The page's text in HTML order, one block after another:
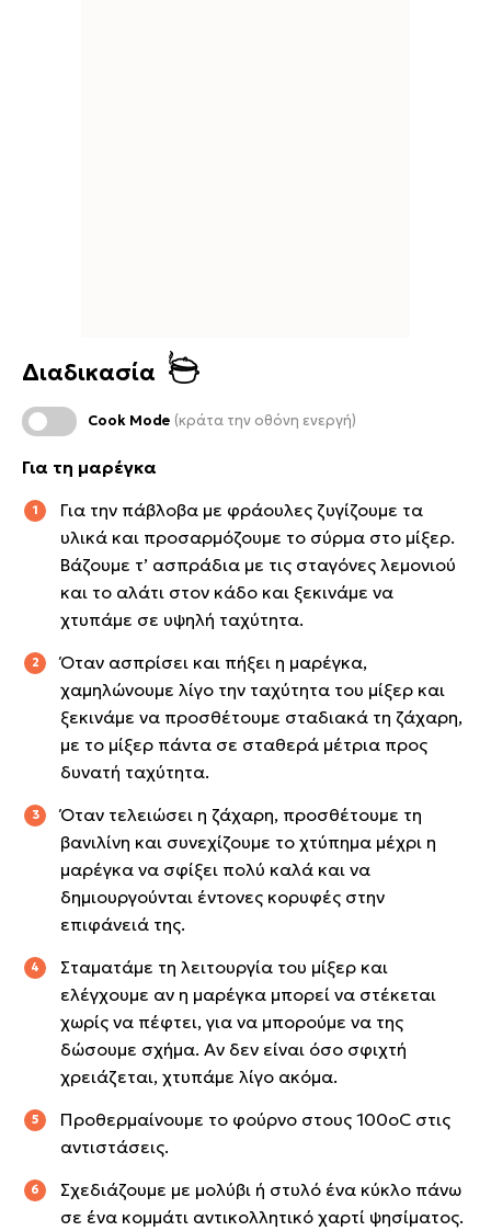
Διαδικασία
Cook Mode (κράτα την οθόνη ενεργή)
Για τη μαρέγκα
Για την πάβλοβα με φράουλες ζυγίζουμε τα
υλικά και προσαρμόζουμε το σύρμα στο μίξερ.
Βάζουμε τ’ ασπράδια με τις σταγόνες λεμονιού
και το αλάτι στον κάδο και ξεκινάμε να
χτυπάμε σε υψηλή ταχύτητα.
Όταν ασπρίσει και πήξει η μαρέγκα,
χαμηλώνουμε λίγο την ταχύτητα του μίξερ και
ξεκινάμε να προσθέτουμε σταδιακά τη ζάχαρη,
με το μίξερ πάντα σε σταθερά μέτρια προς
δυνατή ταχύτητα.
Όταν τελειώσει η ζάχαρη, προσθέτουμε τη
βανιλίνη και συνεχίζουμε το χτύπημα μέχρι η
μαρέγκα να σφίξει πολύ καλά και να
δημιουργούνται έντονες κορυφές στην
επιφάνειά της.
Σταματάμε τη λειτουργία του μίξερ και
ελέγχουμε αν η μαρέγκα μπορεί να στέκεται
χωρίς να πέφτει, για να μπορούμε να της
δώσουμε σχήμα. Αν δεν είναι όσο σφιχτή
χρειάζεται, χτυπάμε λίγο ακόμα.
Προθερμαίνουμε το φούρνο στους 100οC στις
αντιστάσεις.
Σχεδιάζουμε με μολύβι ή στυλό ένα κύκλο πάνω
σε ένα κομμάτι αντικολλητικό χαρτί ψησίματος.